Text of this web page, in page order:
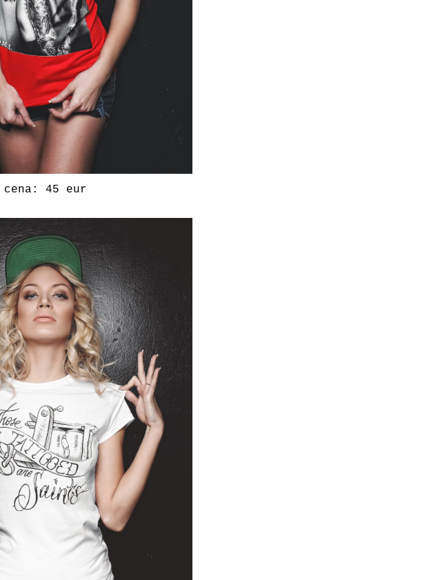
cena: 45 eur